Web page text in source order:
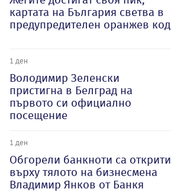
картата на България светва в
предупредителен оранжев код
1 ден
Володимир Зеленски
пристигна в Белград на
първото си официално
посещение
1 ден
Обгорели банкноти са открити
върху тялото на бизнесмена
Владимир Янков от Банкя